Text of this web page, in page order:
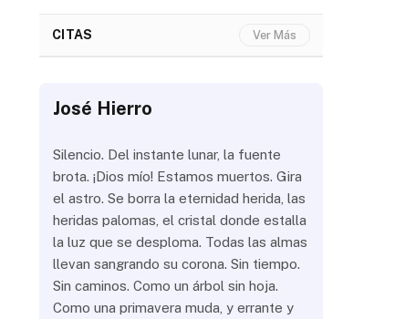
CITAS Ver Más
José Hierro
Silencio. Del instante lunar, la fuente
brota. ¡Dios mío! Estamos muertos. Gira
el astro. Se borra la eternidad herida, las
heridas palomas, el cristal donde estalla
la luz que se desploma. Todas las almas
llevan sangrando su corona. Sin tiempo.
Sin caminos. Como un árbol sin hoja.
Como una primavera muda, y errante y